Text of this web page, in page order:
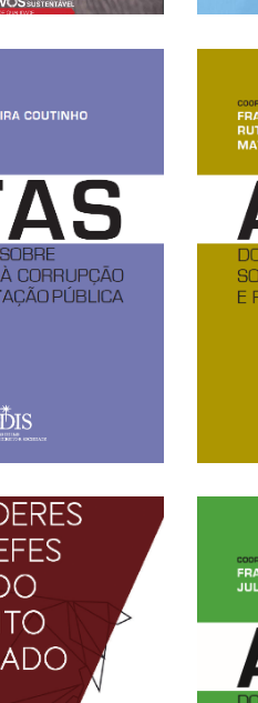
Pública
-
FOR OPEN
AVAILABLE -
FOR OPEN